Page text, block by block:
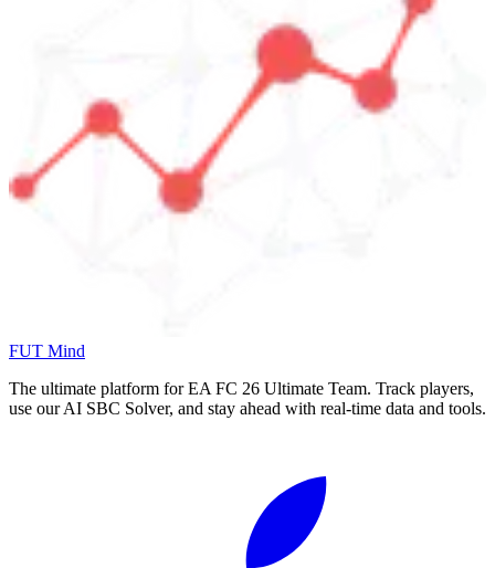
FUT Mind
The ultimate platform for EA FC 26 Ultimate Team. Track players,
use our AI SBC Solver, and stay ahead with real-time data and tools.